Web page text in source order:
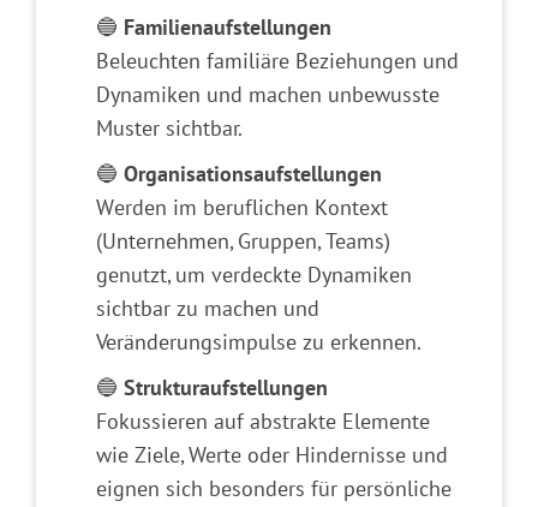
🔵 Familienaufstellungen
Beleuchten familiäre Beziehungen und
Dynamiken und machen unbewusste
Muster sichtbar.
🔵 Organisationsaufstellungen
Werden im beruflichen Kontext
(Unternehmen, Gruppen, Teams)
genutzt, um verdeckte Dynamiken
sichtbar zu machen und
Veränderungsimpulse zu erkennen.
🔵 Strukturaufstellungen
Fokussieren auf abstrakte Elemente
wie Ziele, Werte oder Hindernisse und
eignen sich besonders für persönliche